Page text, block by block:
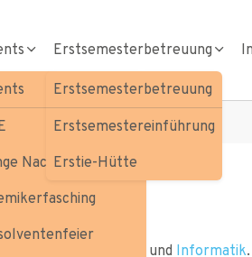
Nacht der Chemie
Erstsemesterbetreuung
Erstsemesterbetreuung
Erstsemestereinführung
Erstie-Hütte
und Informatik